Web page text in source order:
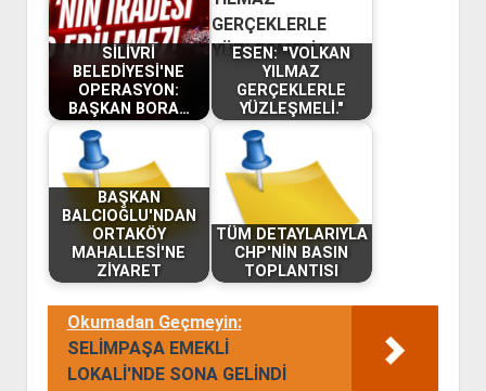
SİLİVRİ
BELEDİYESİ'NE
OPERASYON:
BAŞKAN BORA…
ESEN: "VOLKAN
YILMAZ
GERÇEKLERLE
YÜZLEŞMELİ."
BAŞKAN
BALCIOĞLU'NDAN
ORTAKÖY
MAHALLESİ'NE
ZİYARET
TÜM DETAYLARIYLA
CHP'NİN BASIN
TOPLANTISI
Okumadan Geçmeyin:
SELİMPAŞA EMEKLİ
LOKALİ'NDE SONA GELİNDİ